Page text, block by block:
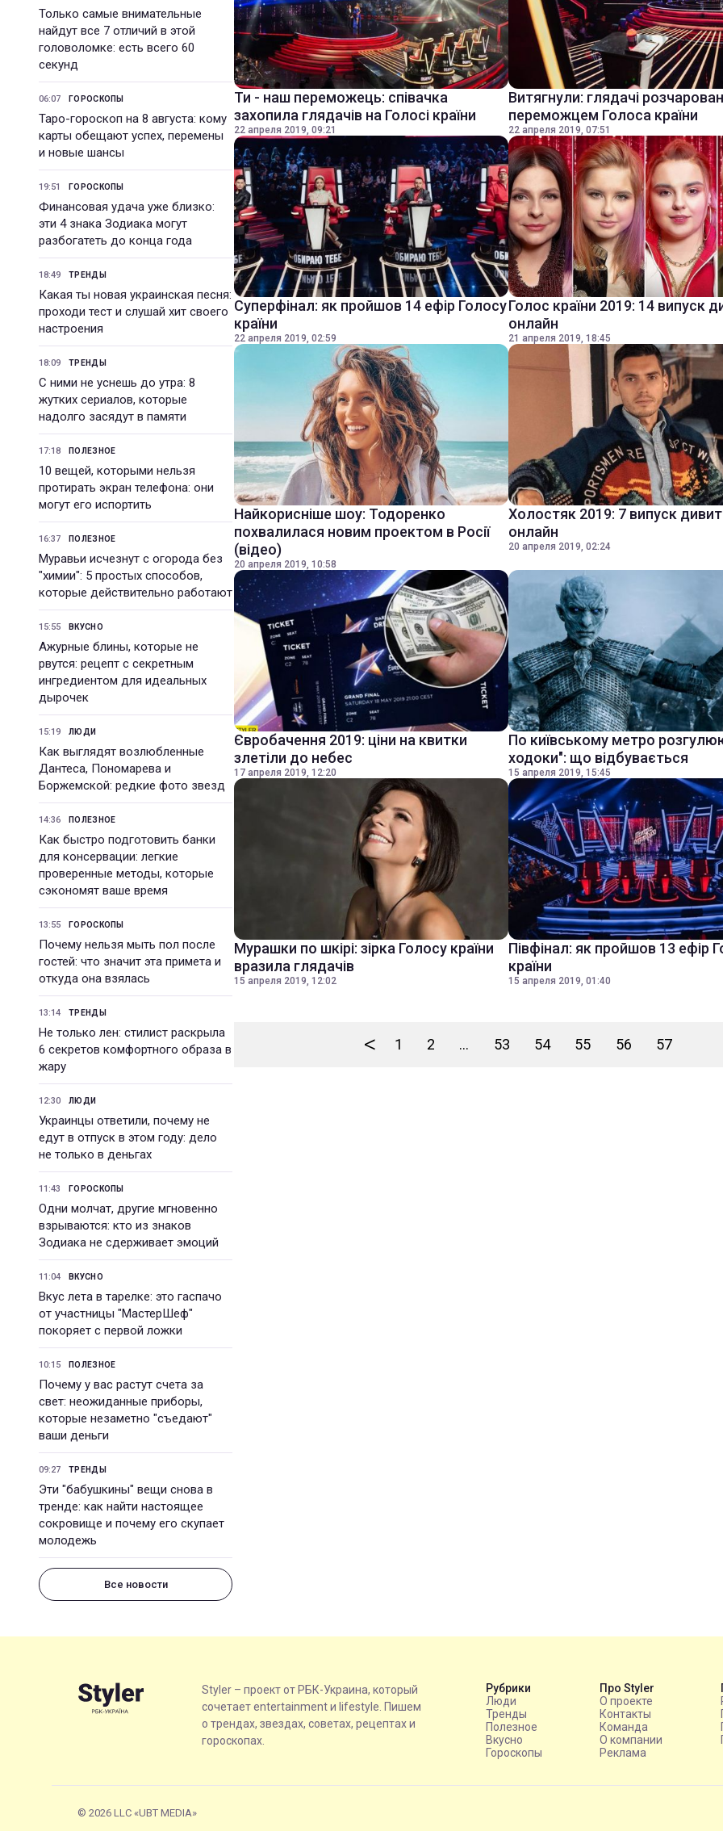
Только самые внимательные
найдут все 7 отличий в этой
головоломке: есть всего 60
секунд
06:07 ГОРОСКОПЫ
Таро-гороскоп на 8 августа: кому
карты обещают успех, перемены
и новые шансы
19:51 ГОРОСКОПЫ
Финансовая удача уже близко:
эти 4 знака Зодиака могут
разбогатеть до конца года
18:49 ТРЕНДЫ
Какая ты новая украинская песня:
проходи тест и слушай хит своего
настроения
18:09 ТРЕНДЫ
С ними не уснешь до утра: 8
жутких сериалов, которые
надолго засядут в памяти
17:18 ПОЛЕЗНОЕ
10 вещей, которыми нельзя
протирать экран телефона: они
могут его испортить
16:37 ПОЛЕЗНОЕ
Муравьи исчезнут с огорода без
"химии": 5 простых способов,
которые действительно работают
15:55 ВКУСНО
Ажурные блины, которые не
рвутся: рецепт с секретным
ингредиентом для идеальных
дырочек
15:19 ЛЮДИ
Как выглядят возлюбленные
Дантеса, Пономарева и
Боржемской: редкие фото звезд
14:36 ПОЛЕЗНОЕ
Как быстро подготовить банки
для консервации: легкие
проверенные методы, которые
сэкономят ваше время
13:55 ГОРОСКОПЫ
Почему нельзя мыть пол после
гостей: что значит эта примета и
откуда она взялась
13:14 ТРЕНДЫ
Не только лен: стилист раскрыла
6 секретов комфортного образа в
жару
12:30 ЛЮДИ
Украинцы ответили, почему не
едут в отпуск в этом году: дело
не только в деньгах
11:43 ГОРОСКОПЫ
Одни молчат, другие мгновенно
взрываются: кто из знаков
Зодиака не сдерживает эмоций
11:04 ВКУСНО
Вкус лета в тарелке: это гаспачо
от участницы "МастерШеф"
покоряет с первой ложки
10:15 ПОЛЕЗНОЕ
Почему у вас растут счета за
свет: неожиданные приборы,
которые незаметно "съедают"
ваши деньги
09:27 ТРЕНДЫ
Эти "бабушкины" вещи снова в
тренде: как найти настоящее
сокровище и почему его скупает
молодежь
Все новости
Ти - наш переможець: співачка
захопила глядачів на Голосі країни
22 апреля 2019, 09:21
Витягнули: глядачі
переможцем Голоса країни
22 апреля 2019, 07:51
Суперфінал: як пройшов 14 ефір Голосу
країни
22 апреля 2019, 02:59
Голос країни 2019: 14 випуск
онлайн
21 апреля 2019, 18:45
Найкорисніше шоу: Тодоренко
похвалилася новим проектом в Росії
(відео)
20 апреля 2019, 10:58
Холостяк 2019: 7 випуск
онлайн
20 апреля 2019, 02:24
Євробачення 2019: ціни на квитки
злетіли до небес
17 апреля 2019, 12:20
По київському метро
ходоки": що відбувається
15 апреля 2019, 15:45
Мурашки по шкірі: зірка Голосу країни
вразила глядачів
15 апреля 2019, 12:02
Півфінал: як пройшов 13 ефір
країни
15 апреля 2019, 01:40
< 1 2 ... 53 54 55 56 57
Styler – проект от РБК-Украина, который
сочетает entertainment и lifestyle. Пишем
о трендах, звездах, советах, рецептах и
гороскопах.
Рубрики
Люди
Тренды
Полезное
Вкусно
Гороскопы
Про Styler
О проекте
Контакты
Команда
О компании
Реклама
© 2026 LLC «UBT MEDIA»